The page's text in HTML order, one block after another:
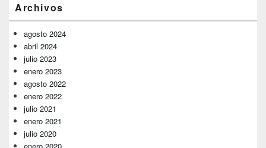
lateral
primaria
Archivos
agosto 2024
abril 2024
julio 2023
enero 2023
agosto 2022
enero 2022
julio 2021
enero 2021
julio 2020